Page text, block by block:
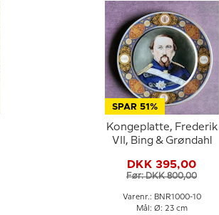
SPAR 51%
Kongeplatte, Frederik
VII, Bing & Grøndahl
DKK 395,00
Før: DKK 800,00
Varenr.: BNR1000-10
Mål: Ø: 23 cm